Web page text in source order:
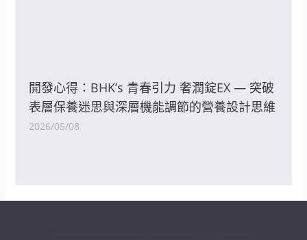
開發心得：BHK’s 青春引力 奢潤錠EX — 突破
表層保養迷思與深層機能調節的營養設計思維
2026/05/08